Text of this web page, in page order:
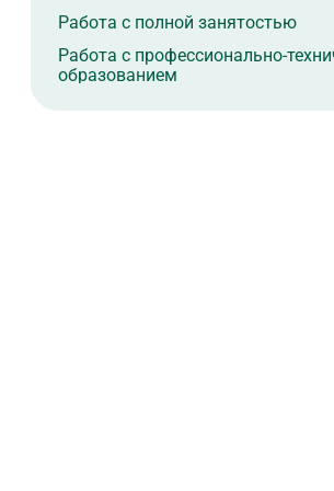
Работа с полной занятостью
Работа с профессионально-
образованием